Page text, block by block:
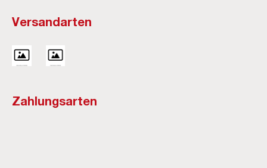
Versandarten
Zahlungsarten